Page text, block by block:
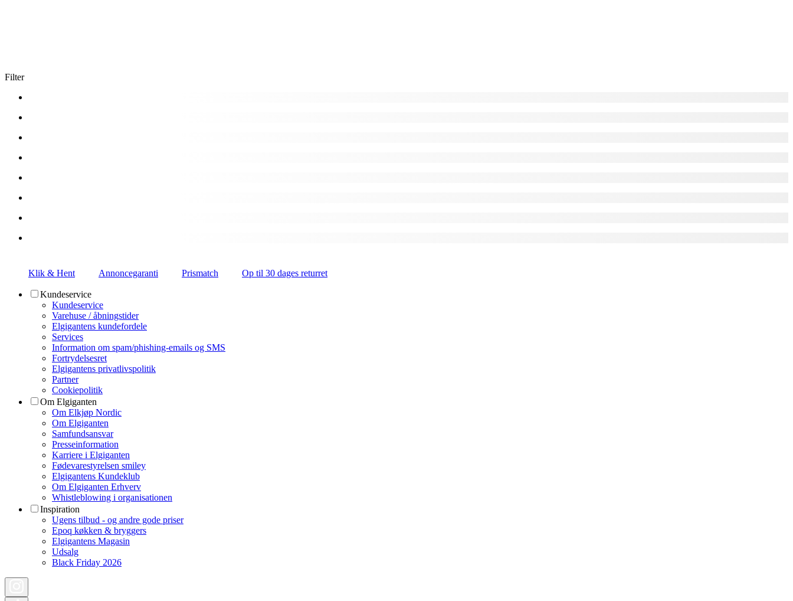
Filter
Klik & Hent Annoncegaranti Prismatch Op til 30 dages returret
Kundeservice
Kundeservice
Varehuse / åbningstider
Elgigantens kundefordele
Services
Information om spam/phishing-emails og SMS
Fortrydelsesret
Elgigantens privatlivspolitik
Partner
Cookiepolitik
Om Elgiganten
Om Elkjøp Nordic
Om Elgiganten
Samfundsansvar
Presseinformation
Karriere i Elgiganten
Fødevarestyrelsen smiley
Elgigantens Kundeklub
Om Elgiganten Erhverv
Whistleblowing i organisationen
Inspiration
Ugens tilbud - og andre gode priser
Epoq køkken & bryggers
Elgigantens Magasin
Udsalg
Black Friday 2026